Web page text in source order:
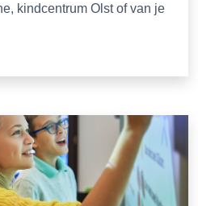
kindcentrum Olst of van je